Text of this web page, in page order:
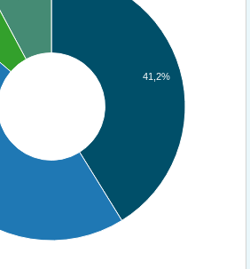
41,2%